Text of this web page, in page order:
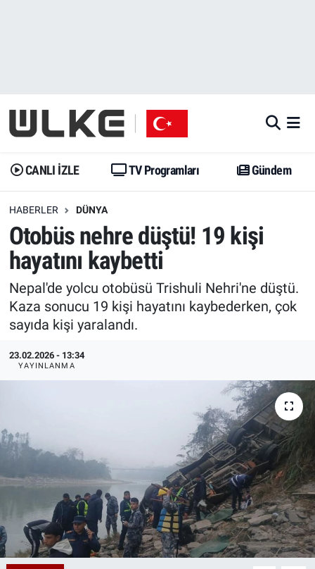
CANLI İZLE TV Programları Gündem
HABERLER DÜNYA
Otobüs nehre düştü! 19 kişi
hayatını kaybetti
Nepal'de yolcu otobüsü Trishuli Nehri'ne düştü.
Kaza sonucu 19 kişi hayatını kaybederken, çok
sayıda kişi yaralandı.
23.02.2026 - 13:34
YAYINLANMA
Gündem
Dünya
Erişim Bilgileri
Ekonomi
Trend
Yazarlar
Gündem
Trend
Erişim Bilgileri
Spor
Ekonomi
Medya
Kadın
Erişim Bilgileri
Sağlık
Teknoloji
İstanbul Namaz Vakitleri
Trafik Durumu
Erişim Bilgileri
Tüm Manşetler
Son Dakika Haberleri